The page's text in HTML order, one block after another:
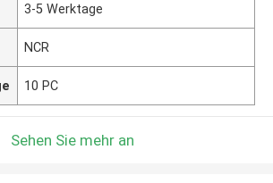
3-5 Werktage
NCR
10 PC
Sehen Sie mehr an